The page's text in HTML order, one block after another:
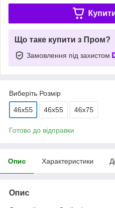
Що таке купити з Пром?
Замовлення під захистом
Виберіть Розмір
46x55 46х55 46х75
Готово до відправки
Опис Характеристики
Опис